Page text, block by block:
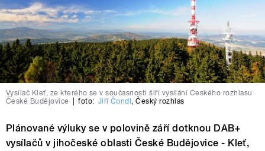
Vysílač Kleť, ze kterého se v současnosti šíří vysílání Českého rozhlasu
České Budějovice
foto: Jiří Čondl,Český rozhlas
Plánované výluky se v polovině září dotknou DAB+
vysílačů v jihočeské oblasti České Budějovice - Kleť,